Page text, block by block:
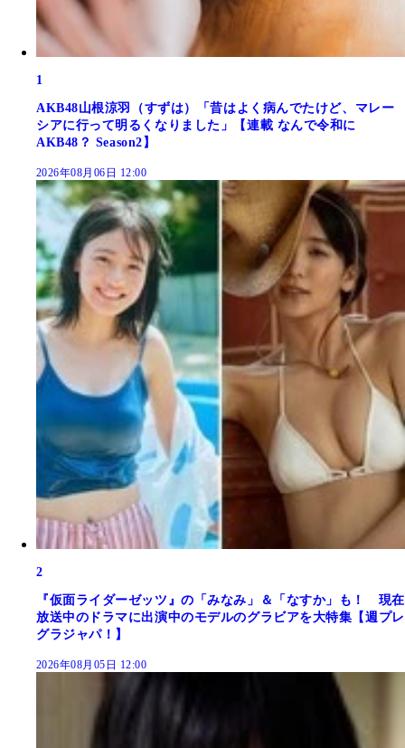
1
AKB48山根涼羽（すずは）「昔はよく病んでたけど、マレー
シアに行って明るくなりました」【連載 なんで令和に
AKB48？ Season2】
2026年08月06日 12:00
2
『仮面ライダーゼッツ』の「みなみ」＆「なすか」も！ 現在
放送中のドラマに出演中のモデルのグラビアを大特集【週プレ
グラジャパ！】
2026年08月05日 12:00